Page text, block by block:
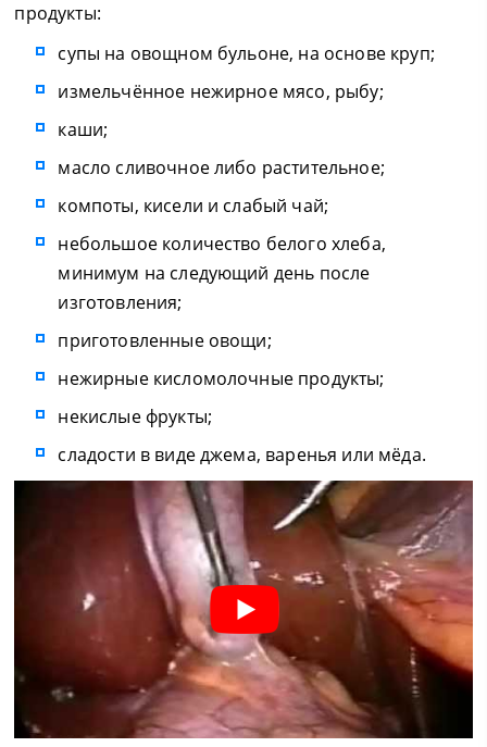
продукты:
супы на овощном бульоне, на основе круп;
измельчённое нежирное мясо, рыбу;
каши;
масло сливочное либо растительное;
компоты, кисели и слабый чай;
небольшое количество белого хлеба,
минимум на следующий день после
изготовления;
приготовленные овощи;
нежирные кисломолочные продукты;
некислые фрукты;
сладости в виде джема, варенья или мёда.